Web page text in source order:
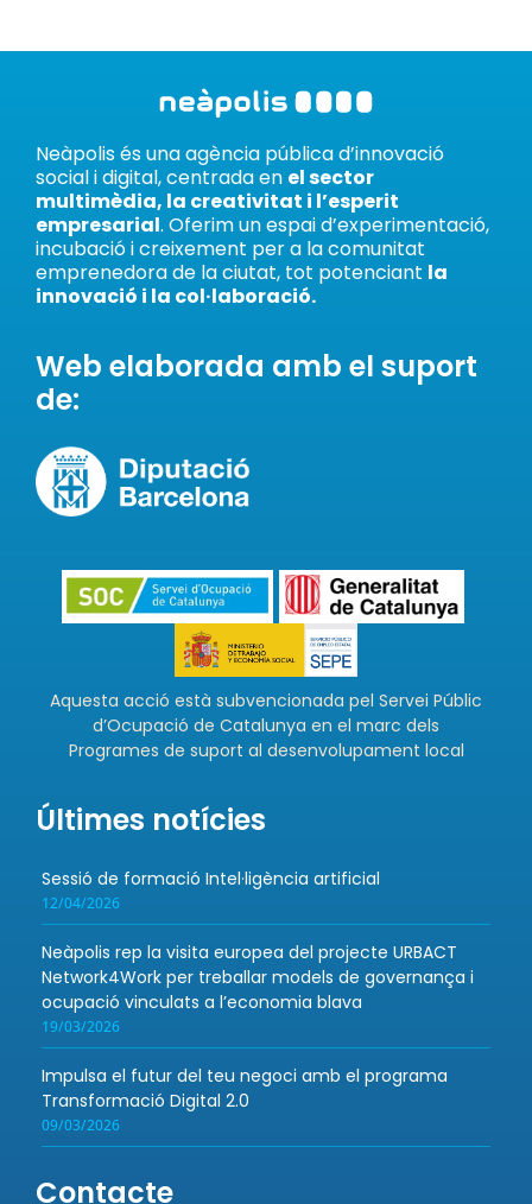
Neàpolis és una agència pública d’innovació
social i digital, centrada en el sector
multimèdia, la creativitat i l’esperit
empresarial. Oferim un espai d’experimentació,
incubació i creixement per a la comunitat
emprenedora de la ciutat, tot potenciant la
innovació i la col·laboració.
Web elaborada amb el suport
de:
Aquesta acció està subvencionada pel Servei Públic
d’Ocupació de Catalunya en el marc dels
Programes de suport al desenvolupament local
Últimes notícies
Sessió de formació Intel·ligència artificial
12/04/2026
Neàpolis rep la visita europea del projecte URBACT
Network4Work per treballar models de governança i
ocupació vinculats a l’economia blava
19/03/2026
Impulsa el futur del teu negoci amb el programa
Transformació Digital 2.0
09/03/2026
Contacte